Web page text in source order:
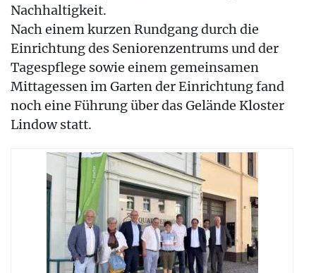
Nachhaltigkeit.
Nach einem kurzen Rundgang durch die
Einrichtung des Seniorenzentrums und der
Tagespflege sowie einem gemeinsamen
Mittagessen im Garten der Einrichtung fand
noch eine Führung über das Gelände Kloster
Lindow statt.